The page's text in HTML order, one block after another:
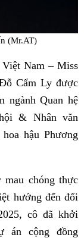
(Mr.AT)
Nam – Miss
Cẩm Ly được
Quan hệ
& Nhân văn
hậu Phương
chóng thực
hướng đến đối
cô đã khởi
án cộng đồng